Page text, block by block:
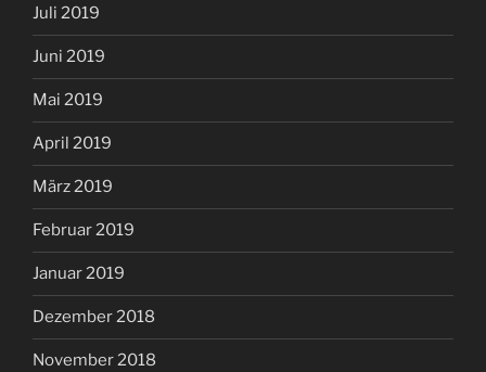
Juli 2019
Juni 2019
Mai 2019
April 2019
März 2019
Februar 2019
Januar 2019
Dezember 2018
November 2018